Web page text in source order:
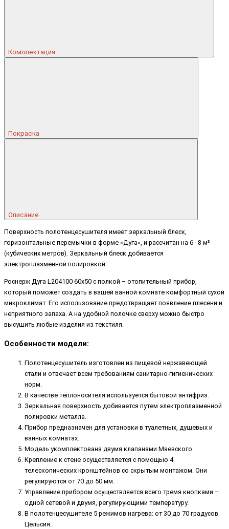
Комплектация
Покраска
Описание
Поверхность полотенцесушителя имеет зеркальный блеск,
горизонтальные перемычки в форме «Дуга», и рассчитан на 6 - 8 м³
(кубических метров). Зеркальный блеск добивается
электроплазменной полировкой.
Роснерж Дуга L204100 60x50 с полкой – отопительный прибор,
который поможет создать в вашей ванной комнате комфортный сухой
микроклимат. Его использование предотвращает появление плесени и
неприятного запаха. А на удобной полочке сверху можно быстро
высушить любые изделия из текстиля.
Особенности модели:
Полотенцесушитель изготовлен из пищевой нержавеющей
стали и отвечает всем требованиям санитарно-гигиенических
норм.
В качестве теплоносителя используется бытовой антифриз.
Зеркальная поверхность добивается путем электроплазменной
полировки металла.
Прибор предназначен для установки в туалетных, душевых и
ванных комнатах.
Модель укомплектована двумя клапанами Маевского.
Крепление к стене осуществляется с помощью 4
телескопических кронштейнов со скрытым монтажом. Они
регулируются от 70 до 50 мм.
Управление прибором осуществляется всего тремя кнопками –
одной сетевой и двумя, регулирующими температуру.
В полотенцесушителе 5 режимов нагрева: от 30 до 70 градусов
Цельсия.